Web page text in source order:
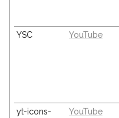
YSC YouTube
yt-icons-
YouTube